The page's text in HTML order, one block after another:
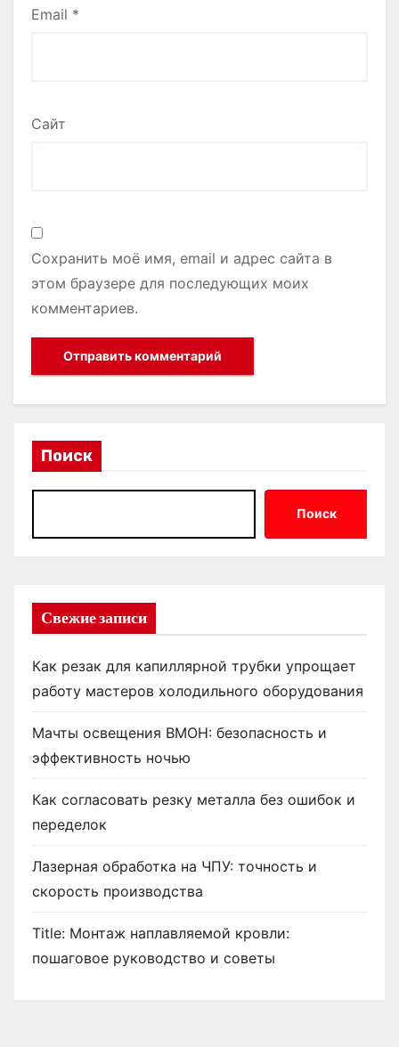
Email *
Сайт
Сохранить моё имя, email и адрес сайта в
этом браузере для последующих моих
комментариев.
Поиск
Поиск
Свежие записи
Как резак для капиллярной трубки упрощает
работу мастеров холодильного оборудования
Мачты освещения ВМОН: безопасность и
эффективность ночью
Как согласовать резку металла без ошибок и
переделок
Лазерная обработка на ЧПУ: точность и
скорость производства
Title: Монтаж наплавляемой кровли:
пошаговое руководство и советы